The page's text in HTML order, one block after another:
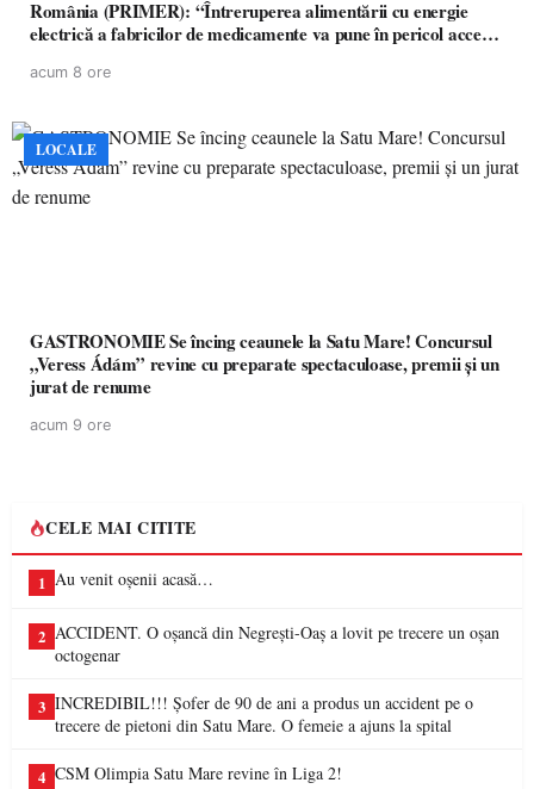
România (PRIMER): “Întreruperea alimentării cu energie
electrică a fabricilor de medicamente va pune în pericol accesul
acum 8 ore
LOCALE
GASTRONOMIE Se încing ceaunele la Satu Mare! Concursul
„Veress Ádám” revine cu preparate spectaculoase, premii și un
jurat de renume
acum 9 ore
CELE MAI CITITE
1 Au venit oșenii acasă…
2 ACCIDENT. O oșancă din Negrești-Oaș a lovit pe trecere un oșan
octogenar
3 INCREDIBIL!!! Șofer de 90 de ani a produs un accident pe o
trecere de pietoni din Satu Mare. O femeie a ajuns la spital
4 CSM Olimpia Satu Mare revine în Liga 2!